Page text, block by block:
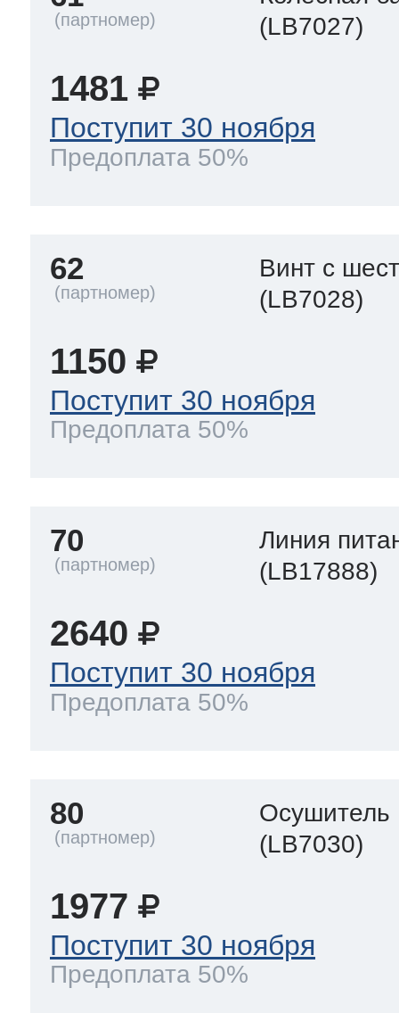
(LB7027)
1481
Поступит 30 ноября
Предоплата 50%
62
Винт с
(LB7028)
1150
Поступит 30 ноября
Предоплата 50%
70
Линия
(LB17888)
2640
Поступит 30 ноября
Предоплата 50%
80
Осушитель
(LB7030)
1977
Поступит 30 ноября
Предоплата 50%